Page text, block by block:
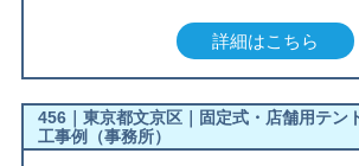
詳細はこちら
456｜東京都文京区｜固定式・店舗用テン
工事例（事務所）